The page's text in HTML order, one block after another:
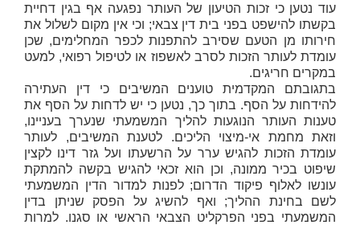
עוד נטען כי זכות הטיעון של העותר נפגעה אף בגין דחיית
בקשתו להישפט בפני בית דין צבאי; וכי אין מקום לשלול את
חירותו מן הטעם שסירב להתפנות לכפר המחלימים, שכן
עומדת לעותר הזכות לסרב לאשפוז או לטיפול רפואי, למעט
במקרים חריגים.
בתגובתם המקדמית טוענים המשיבים כי דין העתירה
להידחות על הסף. בתוך כך, נטען כי יש לדחות על הסף את
טענות העותר הנוגעות להליך המשמעתי שנערך בעניינו,
וזאת מחמת אי-מיצוי הליכים. לטענת המשיבים, לעותר
עומדת הזכות להגיש ערר על הרשעתו ועל גזר דינו לקצין
שיפוט בכיר ממונה, וכן הוא זכאי להגיש בקשה להמתקת
עונשו לאלוף פיקוד הדרום; לפנות למדור הדין המשמעתי
לשם בחינת ההליך; ואף להשיג על הפסק שניתן בדין
המשמעתי בפני הפרקליט הצבאי הראשי או סגנו. למרות